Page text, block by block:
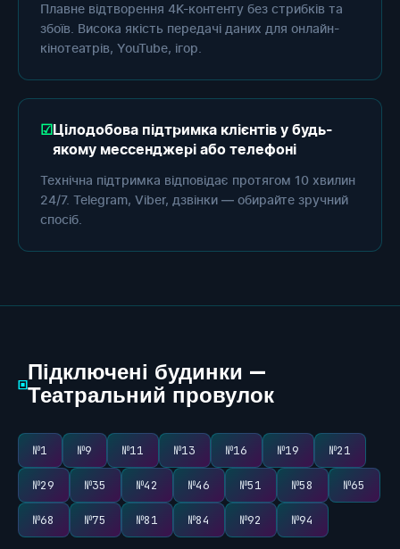
Плавне відтворення 4K-контенту без стрибків та
збоїв. Висока якість передачі даних для онлайн-
кінотеатрів, YouTube, ігор.
Цілодобова підтримка клієнтів у будь-
якому мессенджері або телефоні
Технічна підтримка відповідає протягом 10 хвилин
24/7. Telegram, Viber, дзвінки — обирайте зручний
спосіб.
▣Підключені будинки —
Театральний провулок
№1 №9 №11 №13 №16 №19 №21
№29 №35 №42 №46 №51 №58 №65
№68 №75 №81 №84 №92 №94